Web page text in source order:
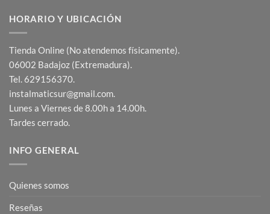
HORARIO Y UBICACIÓN
Tienda Online (No atendemos físicamente).
06002 Badajoz (Extremadura).
Tel. 629156370.
instalmaticsur@gmail.com.
Lunes a Viernes de 8.00h a 14.00h.
Tardes cerrado.
INFO GENERAL
Quienes somos
Reseñas